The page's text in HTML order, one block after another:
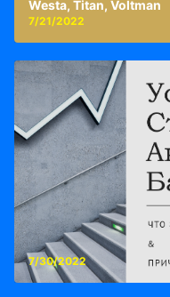
Westa, Titan, Voltman
7/21/2022
7/30/2022